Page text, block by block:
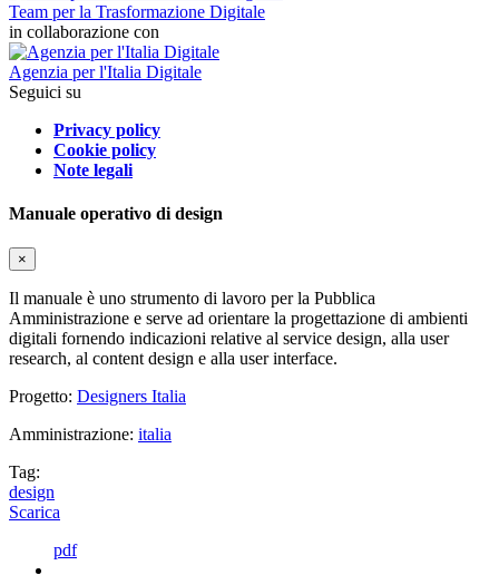
Team per la Trasformazione Digitale
in collaborazione con
Agenzia per l'Italia Digitale
Seguici su
Privacy policy
Cookie policy
Note legali
Manuale operativo di design
×
Il manuale è uno strumento di lavoro per la Pubblica
Amministrazione e serve ad orientare la progettazione di ambienti
digitali fornendo indicazioni relative al service design, alla user
research, al content design e alla user interface.
Progetto: Designers Italia
Amministrazione: italia
Tag:
design
Scarica
pdf